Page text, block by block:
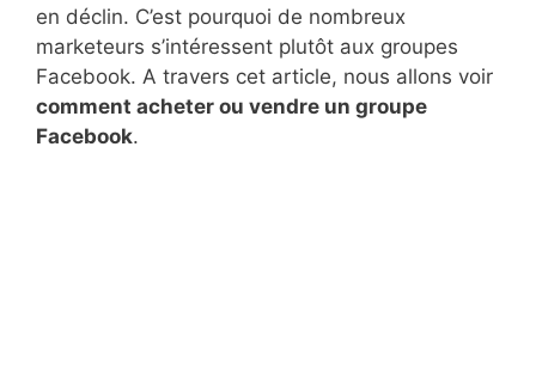
en déclin. C’est pourquoi de nombreux
marketeurs s’intéressent plutôt aux groupes
Facebook. A travers cet article, nous allons voir
comment acheter ou vendre un groupe
Facebook.